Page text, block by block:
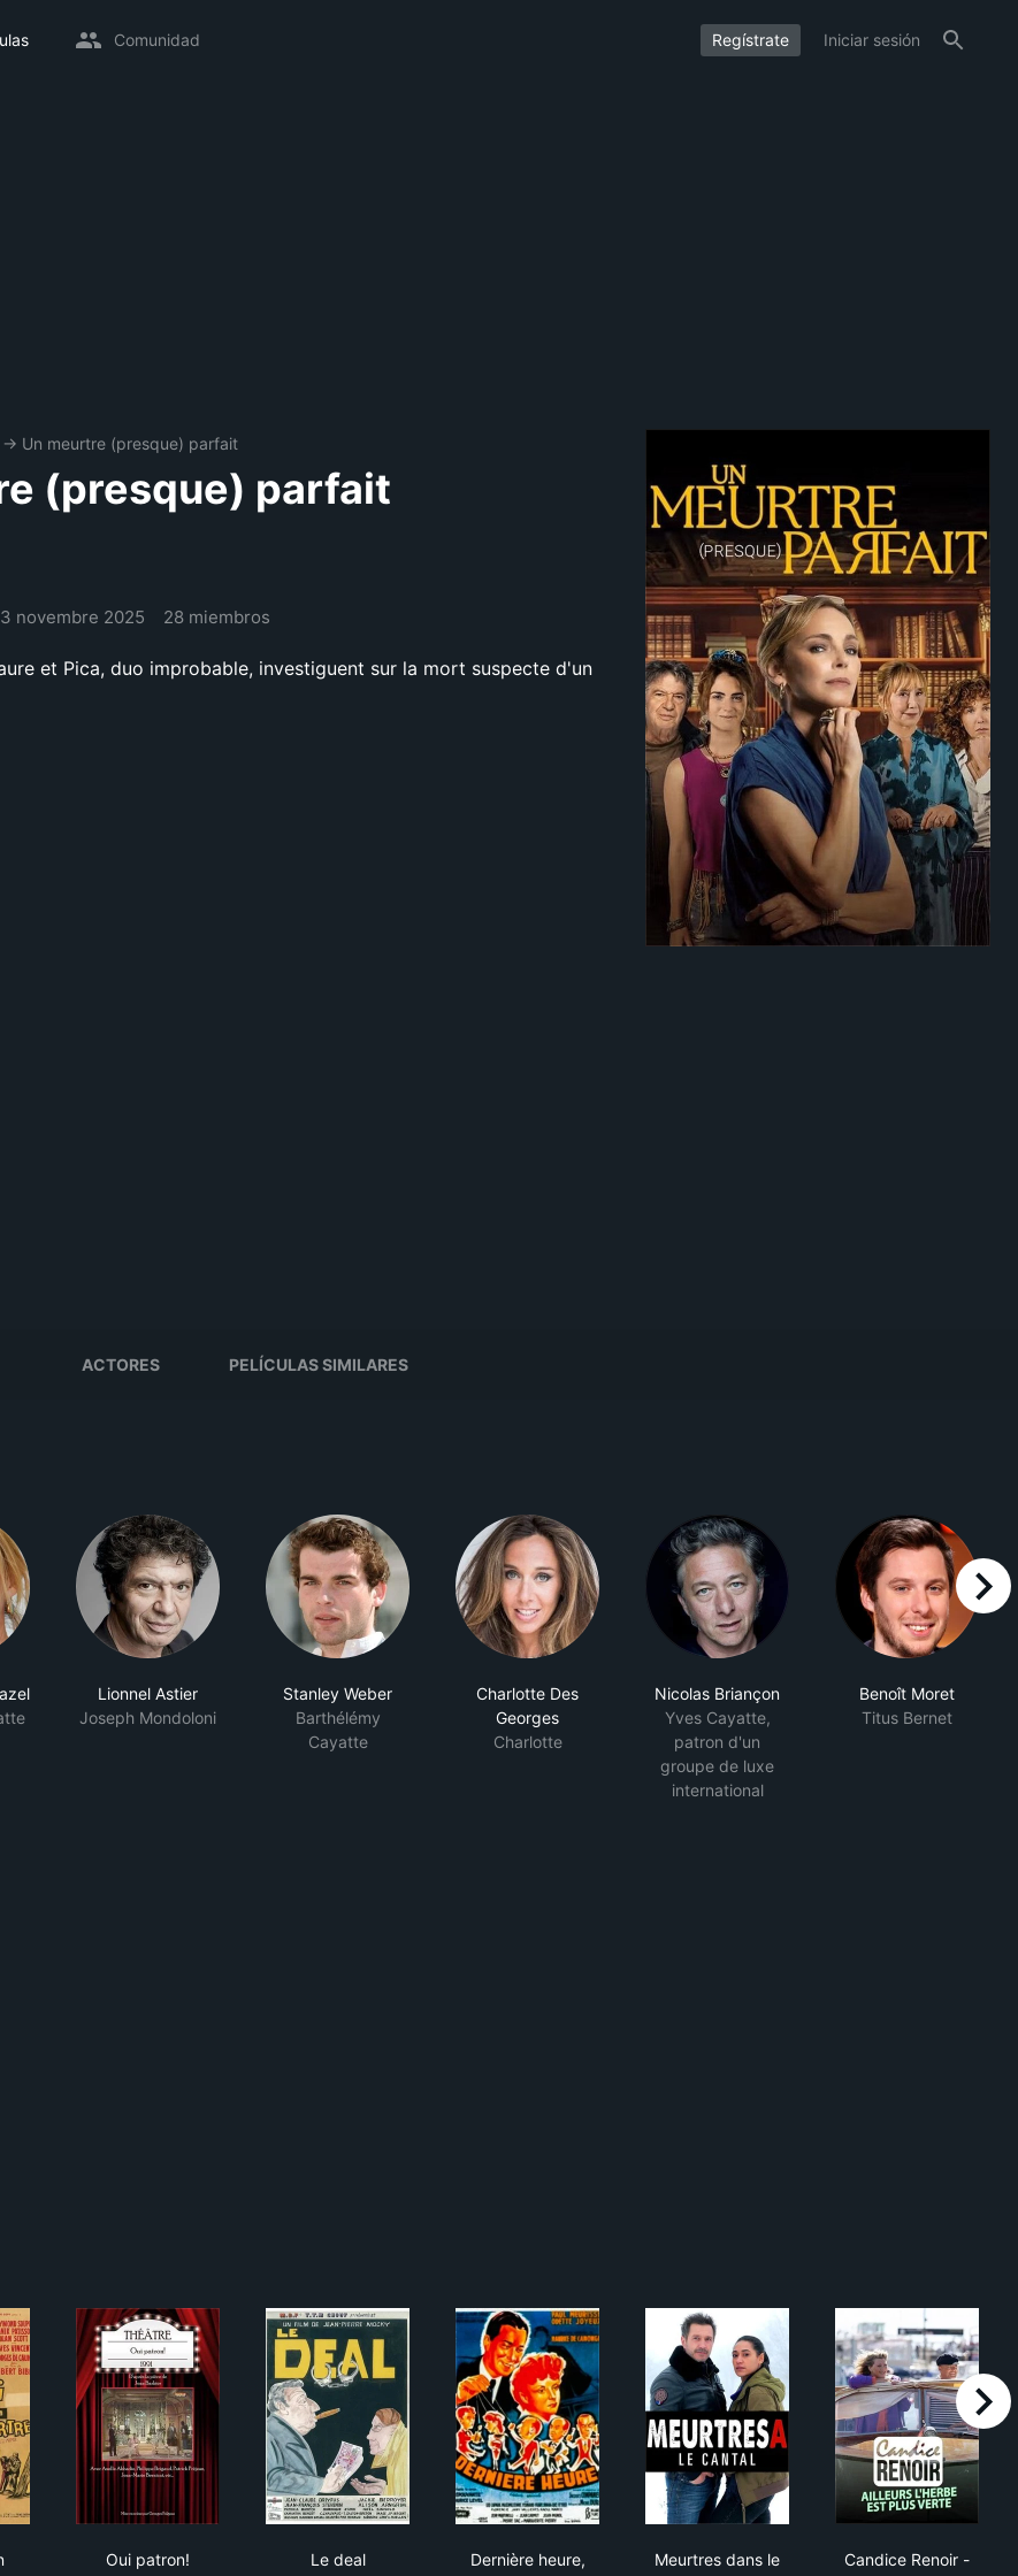
Comunidad Regístrate Iniciar sesión
→ Un meurtre (presque) parfait
(presque) parfait
3 novembre 2025 28 miembros
et Pica, duo improbable, investiguent sur la mort suspecte d'un
ACTORES PELÍCULAS SIMILARES
Lionnel Astier
Joseph Mondoloni
Stanley Weber
Barthélémy
Cayatte
Charlotte Des
Georges
Charlotte
Nicolas Briançon
Yves Cayatte,
patron d'un
groupe de luxe
international
Benoît Moret
Titus Bernet
right
Oui patron!
Le deal
Dernière heure,
Meurtres dans le
Candice Renoir -
right